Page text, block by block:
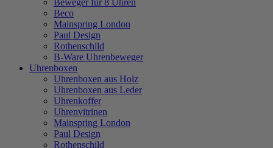
Beweger für 8 Uhren
Beco
Mainspring London
Paul Design
Rothenschild
B-Ware Uhrenbeweger
Uhrenboxen
Uhrenboxen aus Holz
Uhrenboxen aus Leder
Uhrenkoffer
Uhrenvitrinen
Mainspring London
Paul Design
Rothenschild